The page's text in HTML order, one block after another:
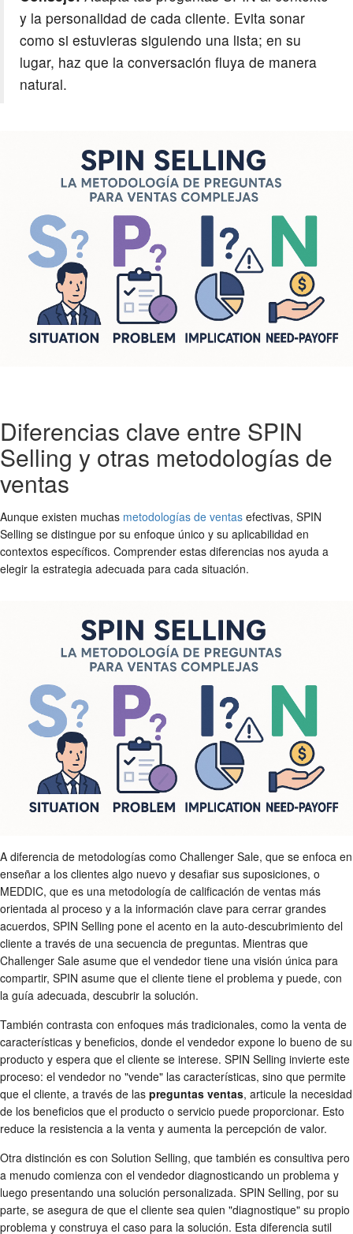
y la personalidad de cada cliente. Evita sonar
como si estuvieras siguiendo una lista; en su
lugar, haz que la conversación fluya de manera
natural.
Diferencias clave entre SPIN
Selling y otras metodologías de
ventas
Aunque existen muchas metodologías de ventas efectivas, SPIN
Selling se distingue por su enfoque único y su aplicabilidad en
contextos específicos. Comprender estas diferencias nos ayuda a
elegir la estrategia adecuada para cada situación.
A diferencia de metodologías como Challenger Sale, que se enfoca en
enseñar a los clientes algo nuevo y desafiar sus suposiciones, o
MEDDIC, que es una metodología de calificación de ventas más
orientada al proceso y a la información clave para cerrar grandes
acuerdos, SPIN Selling pone el acento en la auto-descubrimiento del
cliente a través de una secuencia de preguntas. Mientras que
Challenger Sale asume que el vendedor tiene una visión única para
compartir, SPIN asume que el cliente tiene el problema y puede, con
la guía adecuada, descubrir la solución.
También contrasta con enfoques más tradicionales, como la venta de
características y beneficios, donde el vendedor expone lo bueno de su
producto y espera que el cliente se interese. SPIN Selling invierte este
proceso: el vendedor no "vende" las características, sino que permite
que el cliente, a través de las preguntas ventas, articule la necesidad
de los beneficios que el producto o servicio puede proporcionar. Esto
reduce la resistencia a la venta y aumenta la percepción de valor.
Otra distinción es con Solution Selling, que también es consultiva pero
a menudo comienza con el vendedor diagnosticando un problema y
luego presentando una solución personalizada. SPIN Selling, por su
parte, se asegura de que el cliente sea quien "diagnostique" su propio
problema y construya el caso para la solución. Esta diferencia sutil